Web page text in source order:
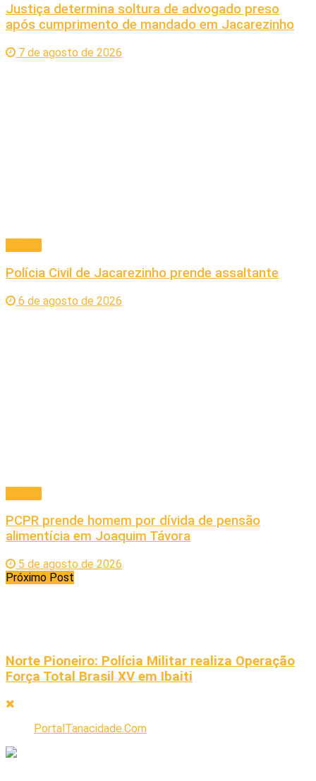
Justiça determina soltura de advogado preso
após cumprimento de mandado em Jacarezinho
7 de agosto de 2026
Polícia Civil de Jacarezinho prende assaltante
6 de agosto de 2026
PCPR prende homem por dívida de pensão
alimentícia em Joaquim Távora
5 de agosto de 2026
Próximo Post
Norte Pioneiro: Polícia Militar realiza Operação
Força Total Brasil XV em Ibaiti
PortalTanacidade.Com